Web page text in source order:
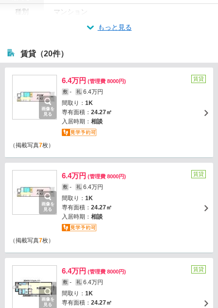
種別
マンション
もっと見る
賃貸（20件）
画像を
見る
6.4万円 (管理費 8000円)
敷 - 礼 6.4万円
間取り： 1K
専有面積： 24.27㎡
入居時期： 相談
賃貸
（掲載写真7枚）
画像を
見る
6.4万円 (管理費 8000円)
敷 - 礼 6.4万円
間取り： 1K
専有面積： 24.27㎡
入居時期： 相談
賃貸
（掲載写真7枚）
画像を
見る
6.4万円 (管理費 8000円)
敷 - 礼 6.4万円
間取り： 1K
専有面積： 24.27㎡
賃貸